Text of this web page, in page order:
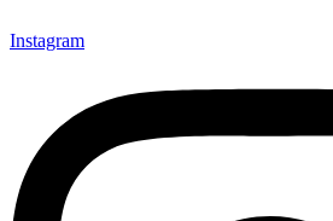
Instagram